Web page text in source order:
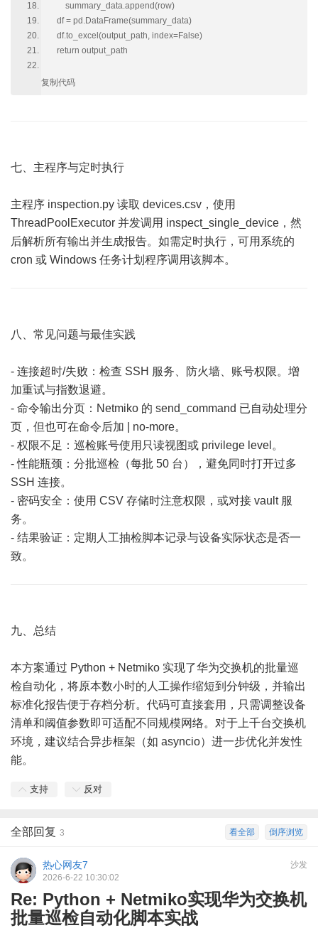
summary_data.append(row)
df = pd.DataFrame(summary_data)
df.to_excel(output_path, index=False)
return output_path
复制代码
七、主程序与定时执行
主程序 inspection.py 读取 devices.csv，使用
ThreadPoolExecutor 并发调用 inspect_single_device，然
后解析所有输出并生成报告。如需定时执行，可用系统的
cron 或 Windows 任务计划程序调用该脚本。
八、常见问题与最佳实践
- 连接超时/失败：检查 SSH 服务、防火墙、账号权限。增
加重试与指数退避。
- 命令输出分页：Netmiko 的 send_command 已自动处理分
页，但也可在命令后加 | no-more。
- 权限不足：巡检账号使用只读视图或 privilege level。
- 性能瓶颈：分批巡检（每批 50 台），避免同时打开过多
SSH 连接。
- 密码安全：使用 CSV 存储时注意权限，或对接 vault 服
务。
- 结果验证：定期人工抽检脚本记录与设备实际状态是否一
致。
九、总结
本方案通过 Python + Netmiko 实现了华为交换机的批量巡
检自动化，将原本数小时的人工操作缩短到分钟级，并输出
标准化报告便于存档分析。代码可直接套用，只需调整设备
清单和阈值参数即可适配不同规模网络。对于上千台交换机
环境，建议结合异步框架（如 asyncio）进一步优化并发性
能。
支持 反对
倒序浏览
看全部
全部回复 3
沙发
热心网友7
2026-6-22 10:30:02
Re: Python + Netmiko实现华为交换机
批量巡检自动化脚本实战